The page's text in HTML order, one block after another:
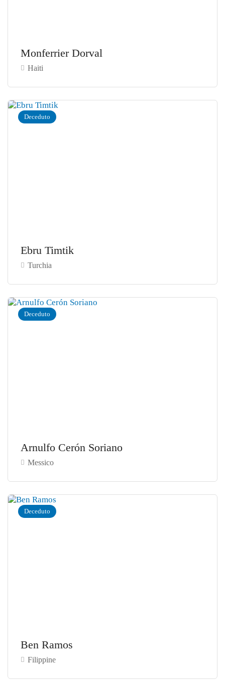
Monferrier Dorval
Haiti
Deceduto
Ebru Timtik
Turchia
Deceduto
Arnulfo Cerón Soriano
Messico
Deceduto
Ben Ramos
Filippine